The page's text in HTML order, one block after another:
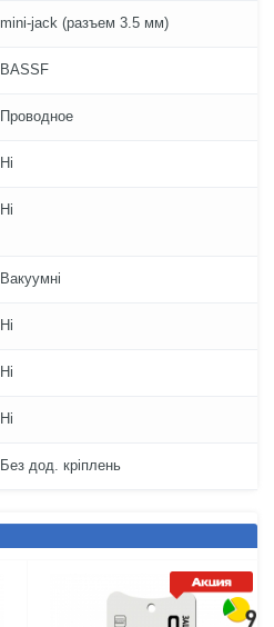
mini-jack (разъем 3.5 мм)
BASSF
Проводное
Ні
Ні
Вакуумні
Ні
Ні
Ні
Без дод. кріплень